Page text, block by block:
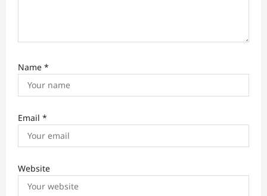
Name *
Email *
Website